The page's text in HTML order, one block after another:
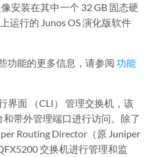
安装在其中一个 32 GB 固态硬
运行的 Junos OS 演化版软件
功能的更多信息，请参阅 功能
界面 （CLI） 管理交换机，该
带外管理端口进行访问。除了
Routing Director（原 Juniper
交换机进行管理和监